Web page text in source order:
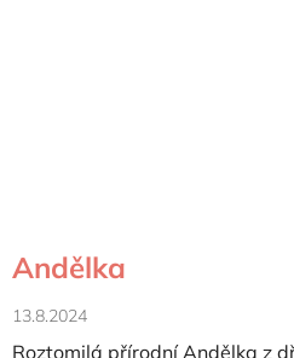
Andělka
13.8.2024
Roztomilá přírodní Andělka z